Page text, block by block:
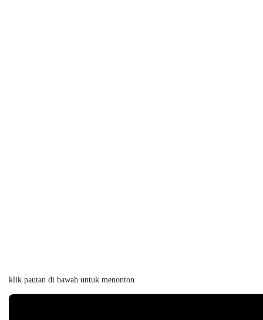
klik pautan di bawah untuk menonton